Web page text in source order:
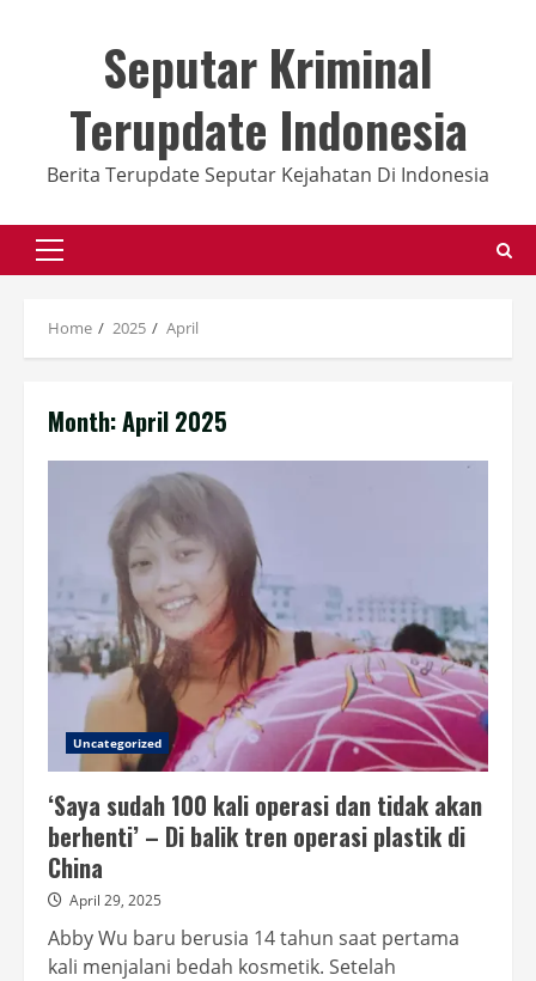
Seputar Kriminal
Terupdate Indonesia
Berita Terupdate Seputar Kejahatan Di Indonesia
Primary
Home 2025 April
Month:April 2025
Uncategorized
‘Saya sudah 100 kali operasi dan tidak akan
berhenti’ – Di balik tren operasi plastik di
China
April 29, 2025
Abby Wu baru berusia 14 tahun saat pertama
kali menjalani bedah kosmetik. Setelah